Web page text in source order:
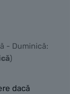
- Duminică:
)
dacă